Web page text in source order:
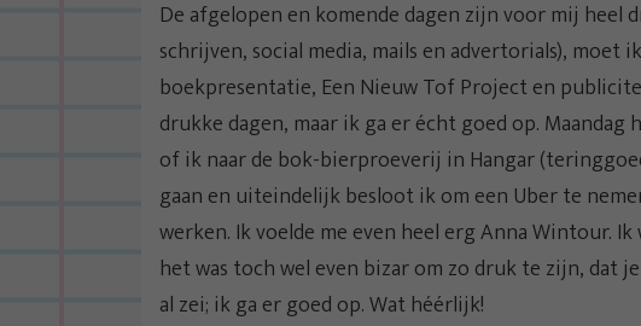
De afgelopen en komende dagen zijn voor mij heel
schrijven, social media, mails en advertorials), moet
boekpresentatie, Een Nieuw Tof Project en
drukke dagen, maar ik ga er écht goed op.
of ik naar de bok-bierproeverij in Hangar
gaan en uiteindelijk besloot ik om een Uber te
werken. Ik voelde me even heel erg Anna Wintour.
het was toch wel even bizar om zo druk te zijn, dat
al zei; ik ga er goed op. Wat héérlijk!